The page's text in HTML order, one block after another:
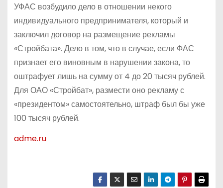
УФАС возбудило дело в отношении некого
индивидуального предпринимателя, который и
заключил договор на размещение рекламы
«Стройбата». Дело в том, что в случае, если ФАС
признает его виновным в нарушении закона, то
оштрафует лишь на сумму от 4 до 20 тысяч рублей.
Для ОАО «Стройбат», размести оно рекламу с
«президентом» самостоятельно, штраф был бы уже
100 тысяч рублей.
adme.ru